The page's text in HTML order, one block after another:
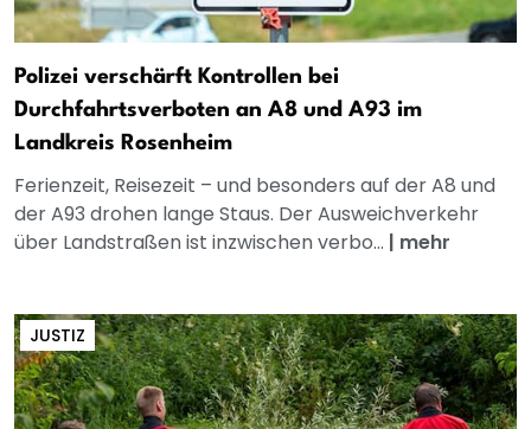
Polizei verschärft Kontrollen bei
Durchfahrtsverboten an A8 und A93 im
Landkreis Rosenheim
Ferienzeit, Reisezeit – und besonders auf der A8 und
der A93 drohen lange Staus. Der Ausweichverkehr
über Landstraßen ist inzwischen verbo... | mehr
JUSTIZ